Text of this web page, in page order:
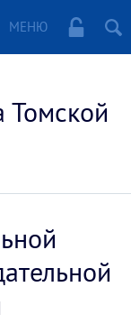
МЕНЮ
Томской